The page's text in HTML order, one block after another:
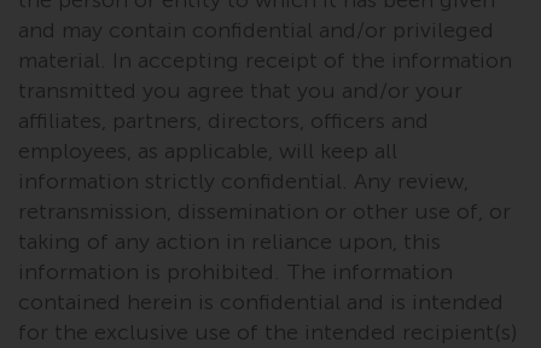
and may contain confidential and/or privileged
material. In accepting receipt of the information
transmitted you agree that you and/or your
affiliates, partners, directors, officers and
employees, as applicable, will keep all
information strictly confidential. Any review,
retransmission, dissemination or other use of, or
taking of any action in reliance upon, this
information is prohibited. The information
contained herein is confidential and is intended
for the exclusive use of the intended recipient(s)